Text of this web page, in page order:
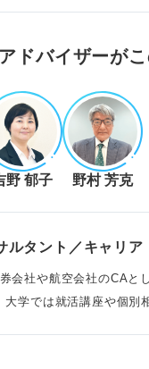
企業への理由、仕
法で結論から具
方法とメリット
先輩、OB/OG、キ
的視点を取り入れ
ることで、志望動機
ドバイザーが
野 郁子 野村 芳克
ルタント／キャリ
会社や航空会社のCAと
大学では就活講座や個別